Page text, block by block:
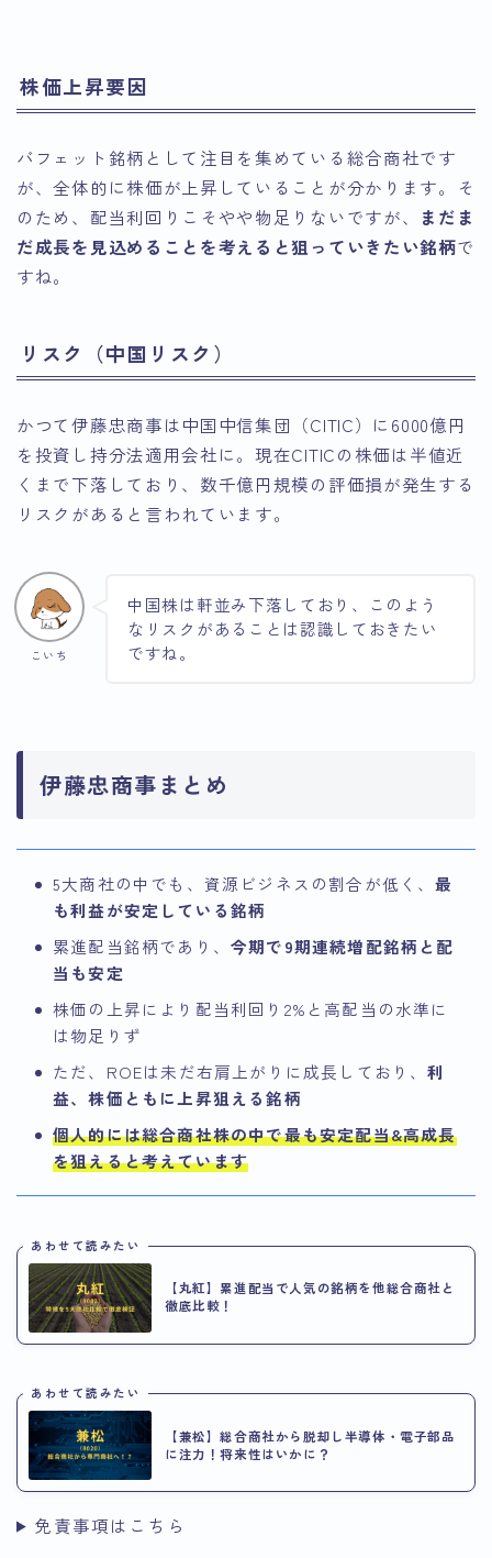
株価上昇要因
バフェット銘柄として注目を集めている総合商社です
が、全体的に株価が上昇していることが分かります。そ
のため、配当利回りこそやや物足りないですが、
まだま
だ成長を見込めることを考えると狙っていきたい銘柄で
すね。
リスク（中国リスク）
かつて伊藤忠商事は中国中信集団（CITIC）に6000億円
を投資し持分法適用会社に。現在CITICの株価は半値近
くまで下落しており、数千億円規模の評価損が発生する
リスクがあると言われています。
こいち
中国株は軒並み下落しており、このよう
なリスクがあることは認識しておきたい
ですね。
伊藤忠商事まとめ
5大商社の中でも、資源ビジネスの割合が低く、最
も利益が安定している銘柄
累進配当銘柄であり、 今期で9期連続増配銘柄と配
当も安定
株価の上昇により配当利回り2%と高配当の水準に
は物足りず
ただ、ROEは未だ右肩上がりに成長しており、利
益、株価ともに上昇狙える銘柄
個人的には総合商社株の中で最も安定配当&高成長
を狙えると考えています
あわせて読みたい
【丸紅】累進配当で人気の銘柄を他総合商社と
徹底比較！
あわせて読みたい
【兼松】総合商社から脱却し半導体・電子部品
に注力！将来性はいかに？
免責事項はこちら